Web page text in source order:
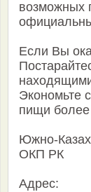
возможных
Если Вы
Экономьте
пищи
Южно-
ОКП РК
Адрес: